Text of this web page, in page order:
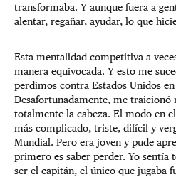
transformaba. Y aunque fuera a
alentar, regañar, ayudar, lo que
Esta mentalidad competitiva a
manera equivocada. Y esto me
perdimos contra Estados Unidos
Desafortunadamente, me
totalmente la cabeza. El modo en
más complicado, triste, difícil y
Mundial. Pero era joven y pude
primero es saber perder. Yo sentía
ser el capitán, el único que jugaba